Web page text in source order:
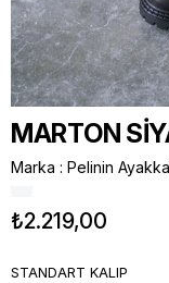
MARTON
Marka : Pelinin
₺2.219,00
STANDART KALIP